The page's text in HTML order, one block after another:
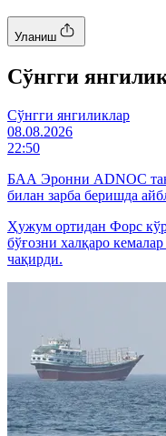
Уланиш
Cўнгги
Cўнгги янгиликлар
08.08.2026
22:50
БАА Эронни ADNOC
билан зарба беришда
Ҳужум ортидан Форс
бўғозни халқаро
чақирди.